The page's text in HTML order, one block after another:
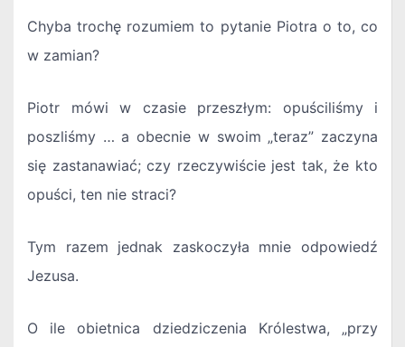
Chyba trochę rozumiem to pytanie Piotra o to, co
w zamian?
Piotr mówi w czasie przeszłym: opuściliśmy i
poszliśmy … a obecnie w swoim „teraz” zaczyna
się zastanawiać; czy rzeczywiście jest tak, że kto
opuści, ten nie straci?
Tym razem jednak zaskoczyła mnie odpowiedź
Jezusa.
O ile obietnica dziedziczenia Królestwa, „przy